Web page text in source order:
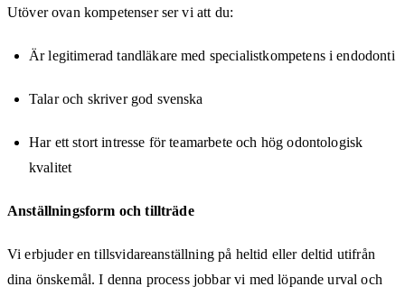
Utöver ovan kompetenser ser vi att du:
Är legitimerad tandläkare med specialistkompetens i endodonti
Talar och skriver god svenska
Har ett stort intresse för teamarbete och hög odontologisk
kvalitet
Anställningsform och tillträde
Vi erbjuder en tillsvidareanställning på heltid eller deltid utifrån
dina önskemål. I denna process jobbar vi med löpande urval och